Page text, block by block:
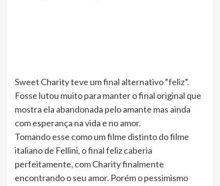
Sweet Charity teve um final alternativo “feliz”.
Fosse lutou muito para manter o final original que
mostra ela abandonada pelo amante mas ainda
com esperança na vida e no amor.
Tomando esse como um filme distinto do filme
italiano de Fellini, o final feliz caberia
perfeitamente, com Charity finalmente
encontrando o seu amor. Porém o pessimismo